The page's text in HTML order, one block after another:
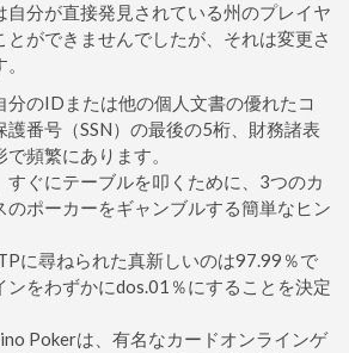
自分が直接発見されている州のプレイヤ
とができませんでしたが、それは変更さ
分のIDまたは他の個人文書の優れたコ
護番号（SSN）の最後の5桁、財務諸表
頻繁にあります。
すぐにテーブルを叩くために、3つのカ
のポーカーをギャンブルする簡単なヒン
に尋ねられた真新しいのは97.99％で
ンをわずかにdos.01％にすることを決定
Pokerは、有名なカードオンラインゲ